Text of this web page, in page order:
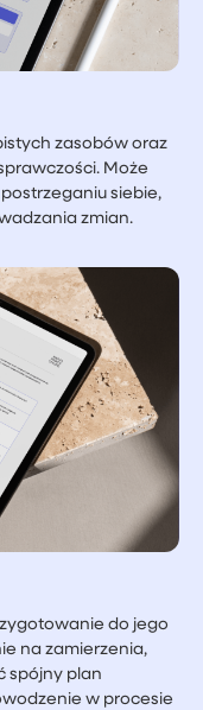
zasobów oraz
Może
siebie,
zmian.
do jego
na zamierzenia,
spójny plan
w procesie